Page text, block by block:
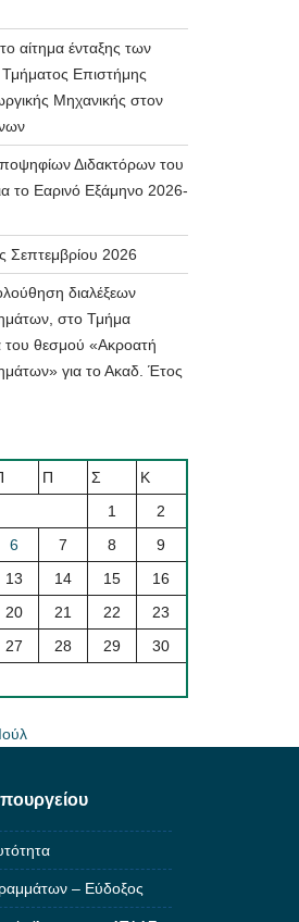
αίτημα ένταξης των
Επιστήμης
Μηχανικής στον
Διδακτόρων του
το Εαρινό Εξάμηνο 2026-
Σεπτεμβρίου 2026
διαλέξεων
στο Τμήμα
του θεσμού «Ακροατή
για το Ακαδ. Έτος
Π Σ
Κ
1
2
6 7 8
9
13 14 15
16
20 21 22
23
27 28 29
30
– Εύδοξος